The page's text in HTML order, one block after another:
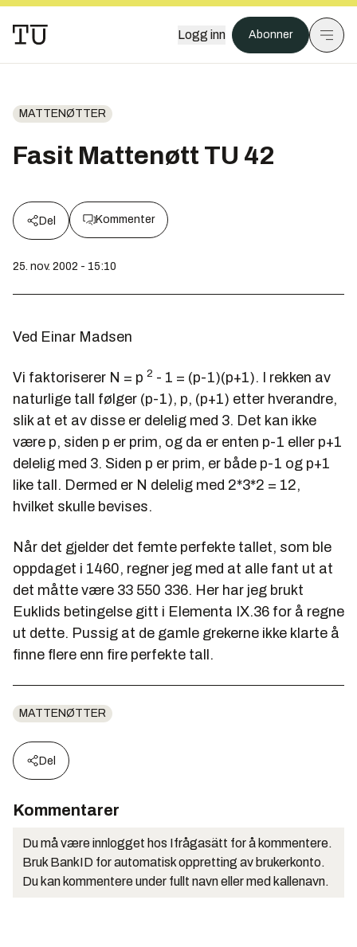
Logg inn Abonner
MATTENØTTER
Fasit Mattenøtt TU 42
Del Kommenter
25. nov. 2002 - 15:10
Ved Einar Madsen
Vi faktoriserer N = p 2 - 1 = (p-1)(p+1). I rekken av
naturlige tall følger (p-1), p, (p+1) etter hverandre,
slik at et av disse er delelig med 3. Det kan ikke
være p, siden p er prim, og da er enten p-1 eller p+1
delelig med 3. Siden p er prim, er både p-1 og p+1
like tall. Dermed er N delelig med 2*3*2 = 12,
hvilket skulle bevises.
Når det gjelder det femte perfekte tallet, som ble
oppdaget i 1460, regner jeg med at alle fant ut at
det måtte være 33 550 336. Her har jeg brukt
Euklids betingelse gitt i Elementa IX.36 for å regne
ut dette. Pussig at de gamle grekerne ikke klarte å
finne flere enn fire perfekte tall.
MATTENØTTER
Del
Kommentarer
Du må være innlogget hos Ifrågasätt for å kommentere.
Bruk BankID for automatisk oppretting av brukerkonto.
Du kan kommentere under fullt navn eller med kallenavn.